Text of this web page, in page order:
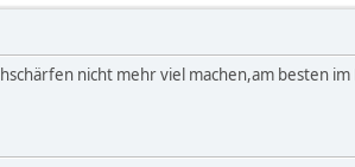
nicht mehr viel machen,am besten im